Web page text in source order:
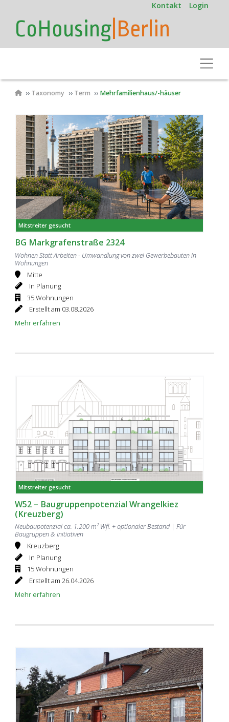
Inhaltaccount
menu
Kontakt Login
CoHousing |Berlin
Pfadnavigation
Taxonomy Term Mehrfamilienhaus/-häuser
Mitstreiter gesucht
BG Markgrafenstraße 2324
Wohnen Statt Arbeiten - Umwandlung von zwei Gewerbebauten in
Wohnungen
Mitte
In Planung
35 Wohnungen
Erstellt am 03.08.2026
Mehr erfahren
Mitstreiter gesucht
W52 – Baugruppenpotenzial Wrangelkiez
(Kreuzberg)
Neubaupotenzial ca. 1.200 m² Wfl. + optionaler Bestand | Für
Baugruppen & Initiativen
Kreuzberg
In Planung
15 Wohnungen
Erstellt am 26.04.2026
Mehr erfahren